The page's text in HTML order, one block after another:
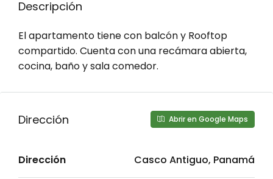
Descripción
El apartamento tiene con balcón y Rooftop
compartido. Cuenta con una recámara abierta,
cocina, baño y sala comedor.
Dirección Abrir en Google Maps
Dirección Casco Antiguo, Panamá